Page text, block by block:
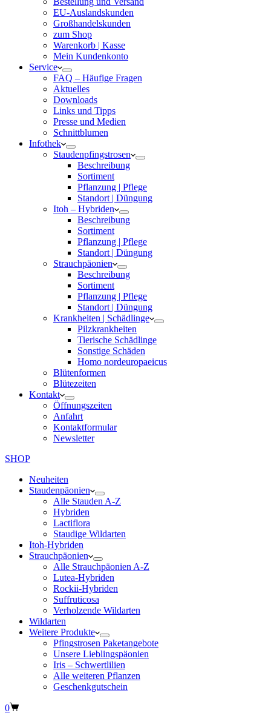
EU-Auslandskunden
Großhandelskunden
zum Shop
Warenkorb | Kasse
Mein Kundenkonto
Service
FAQ – Häufige Fragen
Aktuelles
Downloads
Links und Tipps
Presse und Medien
Schnittblumen
Infothek
Staudenpfingstrosen
Beschreibung
Sortiment
Pflanzung | Pflege
Standort | Düngung
Itoh – Hybriden
Beschreibung
Sortiment
Pflanzung | Pflege
Standort | Düngung
Strauchpäonien
Beschreibung
Sortiment
Pflanzung | Pflege
Standort | Düngung
Krankheiten | Schädlinge
Pilzkrankheiten
Tierische Schädlinge
Sonstige Schäden
Homo nordeuropaeicus
Blütenformen
Blütezeiten
Kontakt
Öffnungszeiten
Anfahrt
Kontaktformular
Newsletter
SHOP
Neuheiten
Staudenpäonien
Alle Stauden A-Z
Hybriden
Lactiflora
Staudige Wildarten
Itoh-Hybriden
Strauchpäonien
Alle Strauchpäonien A-Z
Lutea-Hybriden
Rockii-Hybriden
Suffruticosa
Verholzende Wildarten
Wildarten
Weitere Produkte
Pfingstrosen Paketangebote
Unsere Lieblingspäonien
Iris – Schwertlilien
Alle weiteren Pflanzen
Geschenkgutschein
Warenkorb
0